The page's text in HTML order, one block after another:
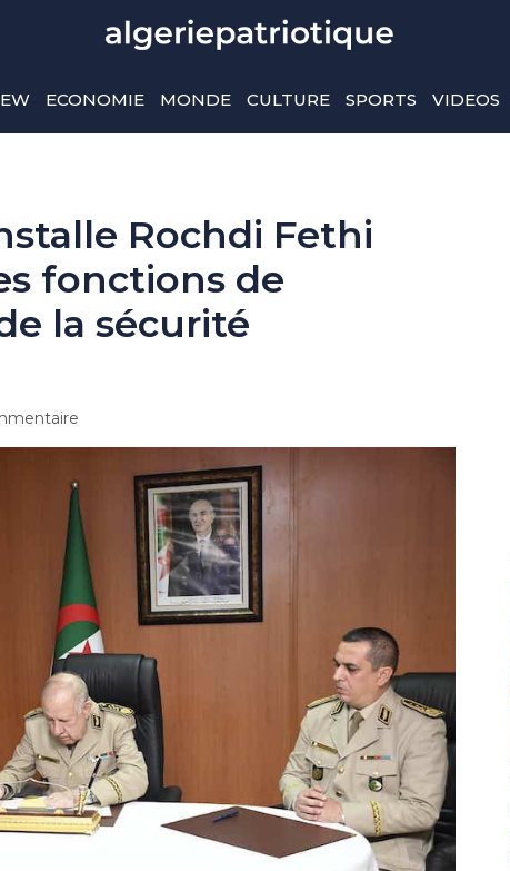
ECONOMIE MONDE CULTURE SPORTS VIDEOS
Rochdi Fethi
fonctions de
la sécurité